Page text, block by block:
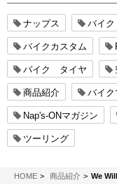
ナップス バイ
バイクカスタム
バイク タイヤ
商品紹介 バイク
Nap's-ONマガジン
ツーリング
HOMENAPS-ON マガジン
商品紹介 We